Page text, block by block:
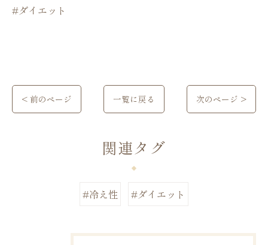
#ダイエット
< 前のページ 一覧に戻る 次のページ >
関連タグ
#冷え性 #ダイエット